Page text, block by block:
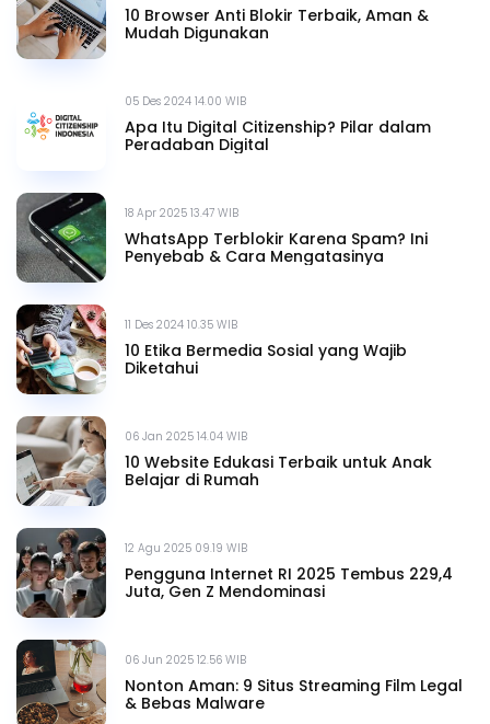
10 Browser Anti Blokir Terbaik, Aman &
Mudah Digunakan
05 Des 2024 14.00 WIB
Apa Itu Digital Citizenship? Pilar dalam
Peradaban Digital
18 Apr 2025 13.47 WIB
WhatsApp Terblokir Karena Spam? Ini
Penyebab & Cara Mengatasinya
11 Des 2024 10.35 WIB
10 Etika Bermedia Sosial yang Wajib
Diketahui
06 Jan 2025 14.04 WIB
10 Website Edukasi Terbaik untuk Anak
Belajar di Rumah
12 Agu 2025 09.19 WIB
Pengguna Internet RI 2025 Tembus 229,4
Juta, Gen Z Mendominasi
06 Jun 2025 12.56 WIB
Nonton Aman: 9 Situs Streaming Film Legal
& Bebas Malware